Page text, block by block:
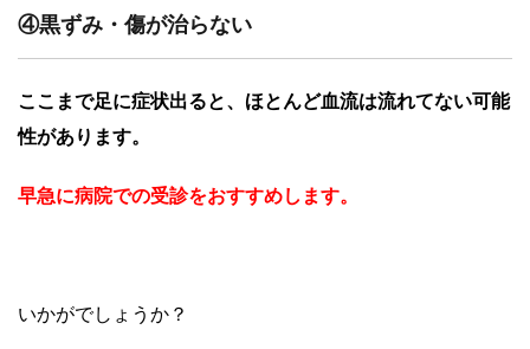
④黒ずみ・傷が治らない
ここまで足に症状出ると、ほとんど血流は流れてない可能
性があります。
早急に病院での受診をおすすめします。
いかがでしょうか？